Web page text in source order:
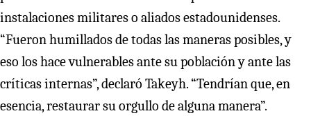
instalaciones militares o aliados estadounidenses.
“Fueron humillados de todas las maneras posibles, y
eso los hace vulnerables ante su población y ante las
críticas internas”, declaró Takeyh. “Tendrían que, en
esencia, restaurar su orgullo de alguna manera”.